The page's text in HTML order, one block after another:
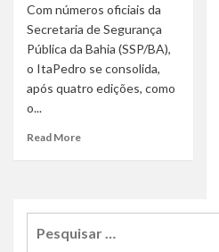
Com números oficiais da
Secretaria de Segurança
Pública da Bahia (SSP/BA),
o ItaPedro se consolida,
após quatro edições, como
o...
Read MoreRead
Pedro